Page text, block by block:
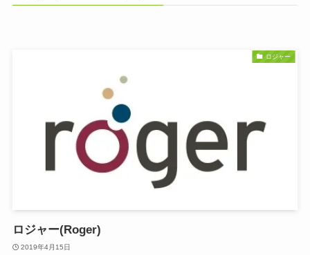
ロジャー
ロジャー(Roger)
2019年4月15日